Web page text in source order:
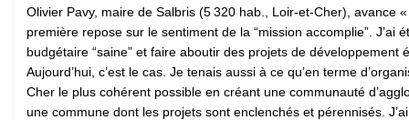
Olivier Pavy, maire de Salbris (5 320 hab., Loir-et-Cher), avance
première repose sur le sentiment de la “mission accomplie”.
budgétaire “saine” et faire aboutir des projets de
Aujourd’hui, c’est le cas. Je tenais aussi à ce qu’en terme
Cher le plus cohérent possible en créant une communauté
une commune dont les projets sont enclenchés et pérennisés.